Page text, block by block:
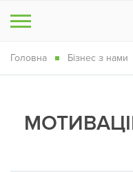
Головна Бізнес з нами